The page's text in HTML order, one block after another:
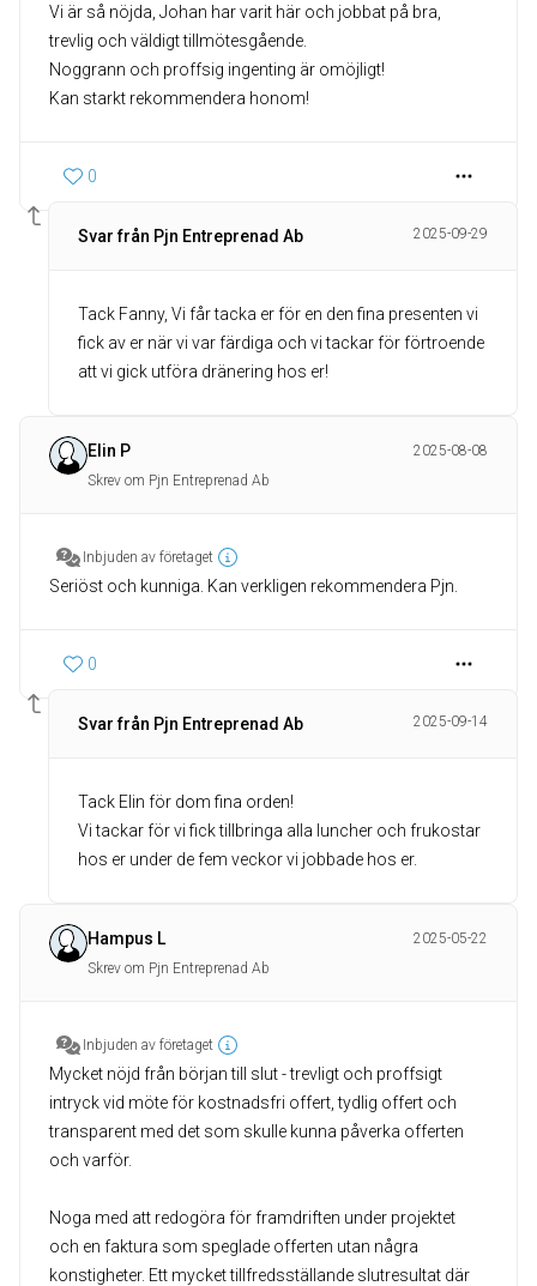
Vi är så nöjda, Johan har varit här och jobbat på bra,
trevlig och väldigt tillmötesgående.
Noggrann och proffsig ingenting är omöjligt!
Kan starkt rekommendera honom!
0
Svar från Pjn Entreprenad Ab 2025-09-29
Tack Fanny, Vi får tacka er för en den fina presenten vi
fick av er när vi var färdiga och vi tackar för förtroende
att vi gick utföra dränering hos er!
Elin P
2025-08-08
Skrev om Pjn Entreprenad Ab
Inbjuden av företaget
Seriöst och kunniga. Kan verkligen rekommendera Pjn.
0
Svar från Pjn Entreprenad Ab 2025-09-14
Tack Elin för dom fina orden!
Vi tackar för vi fick tillbringa alla luncher och frukostar
hos er under de fem veckor vi jobbade hos er.
Hampus L
2025-05-22
Skrev om Pjn Entreprenad Ab
Inbjuden av företaget
Mycket nöjd från början till slut - trevligt och proffsigt
intryck vid möte för kostnadsfri offert, tydlig offert och
transparent med det som skulle kunna påverka offerten
och varför.
Noga med att redogöra för framdriften under projektet
och en faktura som speglade offerten utan några
konstigheter. Ett mycket tillfredsställande slutresultat där